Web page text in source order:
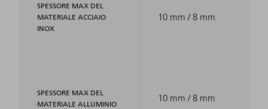
SPESSORE MAX DEL
MATERIALE ACCIAIO
INOX
SPESSORE MAX DEL
MATERIALE ALLUMINIO
10 mm / 8 mm
10 mm / 8 mm